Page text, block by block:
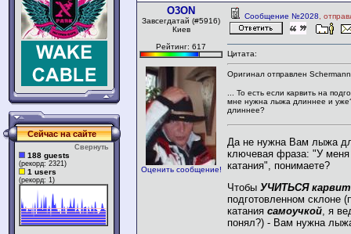
Сейчас на сайте
Свернуть
188 guests
(рекорд: 2321)
1 users
(рекорд: 1)
O3ON
Завсегдатай (#5916)
Киев
Рейтинг: 617
Оценить сообщение!
Сообщение №2028 ,
Цитата:
Оригинал отправлен
... То есть если карвить на
мне нужна лыжа длиннее и
длиннее?
Да не нужна Вам лыжа
ключевая фраза: "У меня
катания", понимаете?
Чтобы УЧИТЬСЯ
подготовленном склоне
катания самоучкой, я
понял?) - Вам нужна